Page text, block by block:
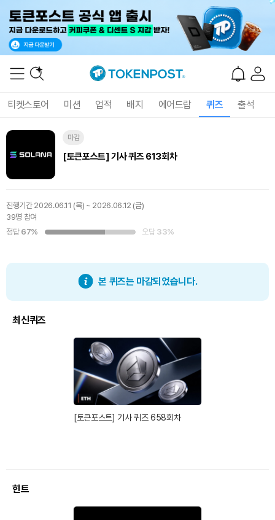
티켓스토어 미션 업적 배지 에어드랍 퀴즈 출석
마감
[토큰포스트] 기사 퀴즈 613회차
진행기간 2026.06.11 (목) ~ 2026.06.12 (금)
39명 참여
정답 67% 오답 33%
본 퀴즈는 마감되었습니다.
최신퀴즈
[토큰포스트] 기사 퀴즈 658회차
힌트